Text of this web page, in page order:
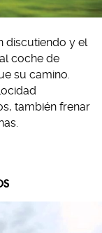
discutiendo y el
coche de
su camino.
también frenar